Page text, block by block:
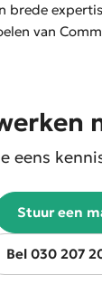
brede
van
eens
Stuur een
Bel 030 207